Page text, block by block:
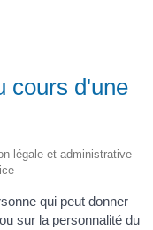
cours d'une
légale et administrative
qui peut donner
sur la personnalité du